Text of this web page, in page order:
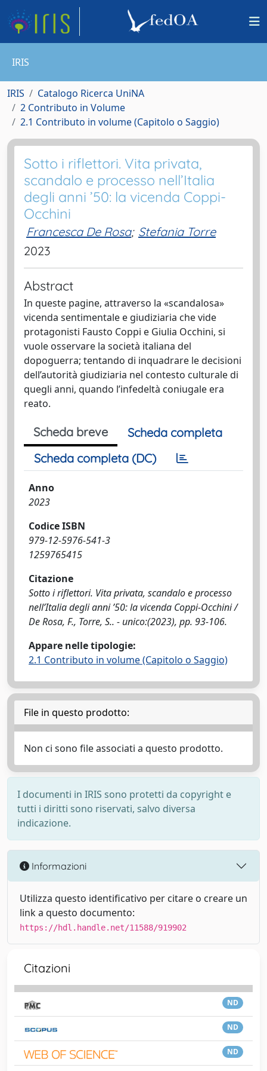
IRIS
IRIS
Catalogo Ricerca UniNA
2 Contributo in Volume
2.1 Contributo in volume (Capitolo o Saggio)
Sotto i riflettori. Vita privata,
scandalo e processo nell’Italia
degli anni ’50: la vicenda Coppi-
Occhini
Francesca De Rosa; Stefania Torre
2023
Abstract
In queste pagine, attraverso la «scandalosa»
vicenda sentimentale e giudiziaria che vide
protagonisti Fausto Coppi e Giulia Occhini, si
vuole osservare la società italiana del
dopoguerra; tentando di inquadrare le decisioni
dell’autorità giudiziaria nel contesto culturale di
quegli anni, quando l’infedeltà coniugale era
reato.
Scheda breve
Scheda completa
Scheda completa (DC)
Anno
2023
Codice ISBN
979-12-5976-541-3
1259765415
Citazione
Sotto i riflettori. Vita privata, scandalo e processo
nell’Italia degli anni ’50: la vicenda Coppi-Occhini /
De Rosa, F., Torre, S.. - unico:(2023), pp. 93-106.
Appare nelle tipologie:
2.1 Contributo in volume (Capitolo o Saggio)
File in questo prodotto:
Non ci sono file associati a questo prodotto.
I documenti in IRIS sono protetti da copyright e
tutti i diritti sono riservati, salvo diversa
indicazione.
Informazioni
Utilizza questo identificativo per citare o creare un
link a questo documento:
https://hdl.handle.net/11588/919902
Citazioni
ND
ND
ND